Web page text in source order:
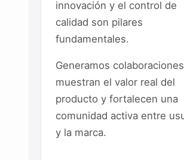
innovación y el control de
calidad son pilares
fundamentales.
Generamos
muestran el valor real del
producto y fortalecen una
comunidad activa entre
y la marca.